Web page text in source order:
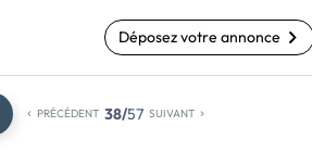
Déposez votre annonce
PRÉCÉDENT 38/57 SUIVANT